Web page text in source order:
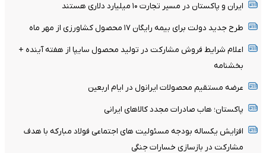
ایران و پاکستان در مسیر تجارت ۱۰ میلیارد دلاری هستند
طرح جدید دولت برای بیمه رایگان ۱۷ محصول کشاورزی از مهر ماه
اعلام شرایط فروش مشارکت در تولید محصول سایپا از هفته آینده +
بخشنامه
عرضه مستقیم محصولات ایرانول در ایام اربعین
پاکستان؛ هاب صادرات مجدد کالاهای ایرانی
افزایش یکساله بودجه مسئولیت های اجتماعی فولاد مبارکه با هدف
مشارکت در بازسازی خسارات جنگی